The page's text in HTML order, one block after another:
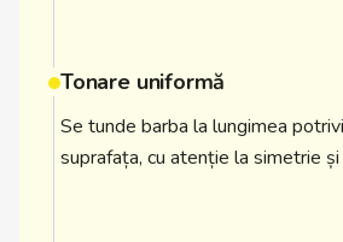
Tonare uniformă
Se tunde barba la lungimea
suprafața, cu atenție la simetrie